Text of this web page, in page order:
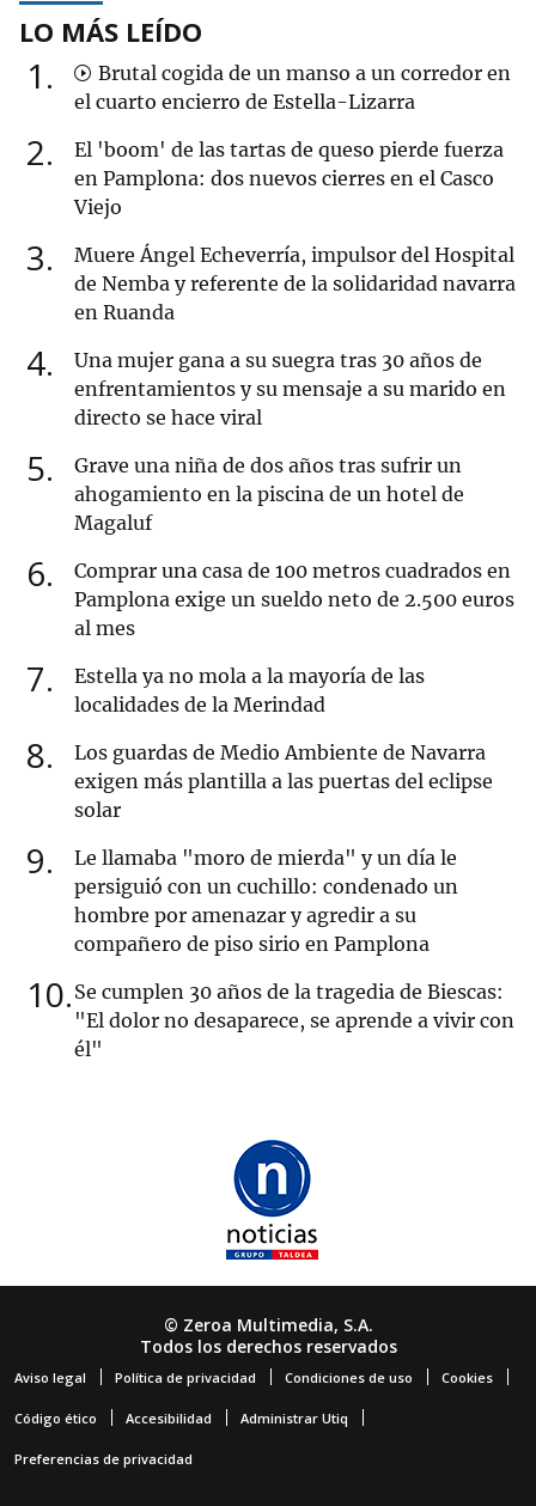
LO MÁS LEÍDO
1
Brutal cogida de un manso a un corredor en
el cuarto encierro de Estella-Lizarra
2
El 'boom' de las tartas de queso pierde fuerza
en Pamplona: dos nuevos cierres en el Casco
Viejo
3
Muere Ángel Echeverría, impulsor del Hospital
de Nemba y referente de la solidaridad navarra
en Ruanda
4
Una mujer gana a su suegra tras 30 años de
enfrentamientos y su mensaje a su marido en
directo se hace viral
5
Grave una niña de dos años tras sufrir un
ahogamiento en la piscina de un hotel de
Magaluf
6
Comprar una casa de 100 metros cuadrados en
Pamplona exige un sueldo neto de 2.500 euros
al mes
7
Estella ya no mola a la mayoría de las
localidades de la Merindad
8
Los guardas de Medio Ambiente de Navarra
exigen más plantilla a las puertas del eclipse
solar
9
Le llamaba "moro de mierda" y un día le
persiguió con un cuchillo: condenado un
hombre por amenazar y agredir a su
compañero de piso sirio en Pamplona
10 Se cumplen 30 años de la tragedia de Biescas:
"El dolor no desaparece, se aprende a vivir con
él"
© Zeroa Multimedia, S.A.
Todos los derechos reservados
Aviso legal Política de privacidad Condiciones de uso Cookies
Código ético Accesibilidad Administrar Utiq
Preferencias de privacidad